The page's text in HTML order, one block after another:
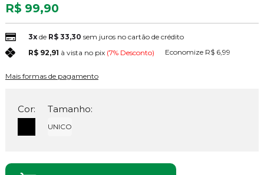
R$ 99,90
3xde R$ 33,30 sem juros no cartão de crédito
R$ 92,91 à vista no pix (7% Desconto) Economize R$ 6,99
Mais formas de pagamento
Cor: Tamanho:
UNICO